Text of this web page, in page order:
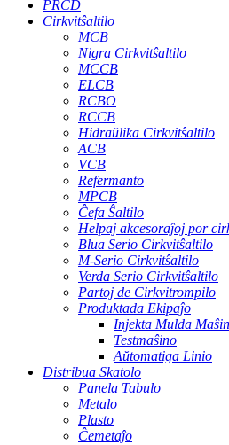
PRCD
Cirkvitŝaltilo
MCB
Nigra Cirkvitŝaltilo
MCCB
ELCB
RCBO
RCCB
Hidraŭlika Cirkvitŝaltilo
ACB
VCB
Refermanto
MPCB
Ĉefa Ŝaltilo
Helpaj akcesoraĵoj por
Blua Serio Cirkvitŝaltilo
M-Serio Cirkvitŝaltilo
Verda Serio Cirkvitŝaltilo
Partoj de Cirkvitrompilo
Produktada Ekipaĵo
Injekta Mulda
Testmaŝino
Aŭtomatiga Linio
Distribua Skatolo
Panela Tabulo
Metalo
Plasto
Ĉemetaĵo